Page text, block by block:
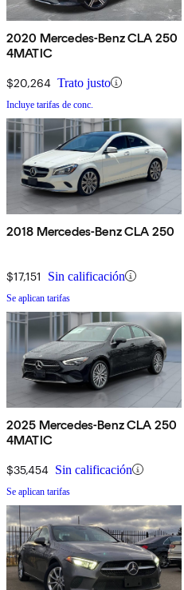
2020 Mercedes-Benz CLA 250
4MATIC
$20,264 Trato justo
Incluye tarifas de conc.
2018 Mercedes-Benz CLA 250
$17,151 Sin calificación
Se aplican tarifas
2025 Mercedes-Benz CLA 250
4MATIC
$35,454 Sin calificación
Se aplican tarifas